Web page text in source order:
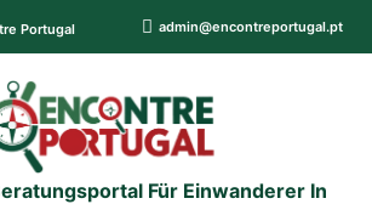
Portugal admin@encontreportugal.pt
Für Einwanderer In